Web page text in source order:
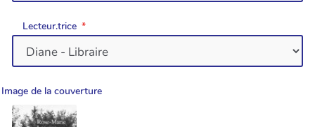
Lecteur.trice
Image de la couverture